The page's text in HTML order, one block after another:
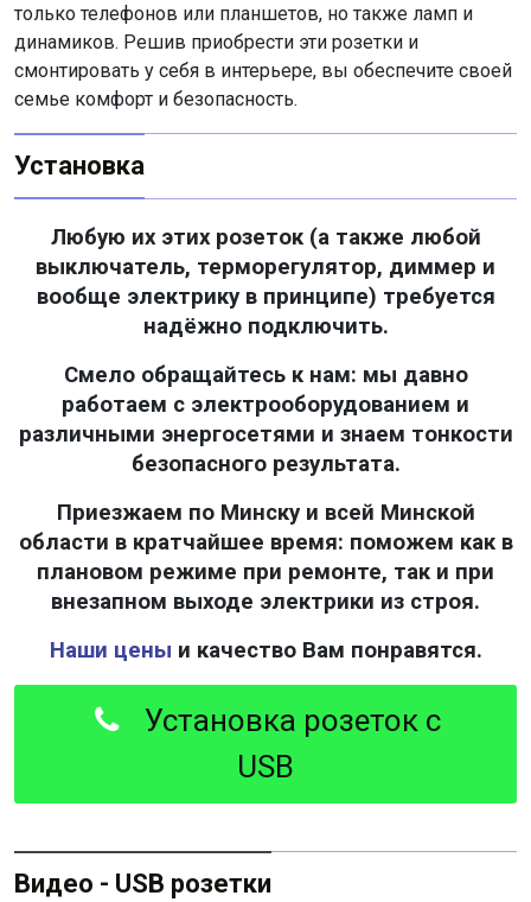
только телефонов или планшетов, но также ламп и
динамиков. Решив приобрести эти розетки и
смонтировать у себя в интерьере, вы обеспечите своей
семье комфорт и безопасность.
Установка
Любую их этих розеток (а также любой
выключатель, терморегулятор, диммер и
вообще электрику в принципе) требуется
надёжно подключить.
Смело обращайтесь к нам: мы давно
работаем с электрооборудованием и
различными энергосетями и знаем тонкости
безопасного результата.
Приезжаем по Минску и всей Минской
области в кратчайшее время: поможем как в
плановом режиме при ремонте, так и при
внезапном выходе электрики из строя.
Наши цены и качество Вам понравятся.
Установка розеток с
USB
Видео - USB розетки